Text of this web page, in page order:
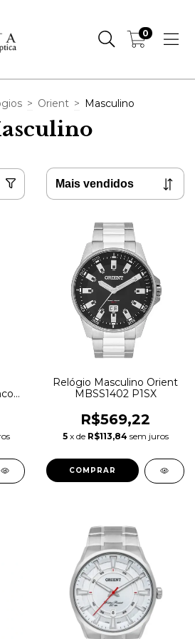
0
> Orient > Masculino
Relógio Masculino Orient
MBSS1402 P1SX
R$569,22
5 x de R$113,84 sem juros